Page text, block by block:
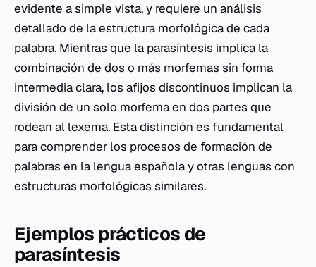
evidente a simple vista, y requiere un análisis
detallado de la estructura morfológica de cada
palabra. Mientras que la parasíntesis implica la
combinación de dos o más morfemas sin forma
intermedia clara, los afijos discontinuos implican la
división de un solo morfema en dos partes que
rodean al lexema. Esta distinción es fundamental
para comprender los procesos de formación de
palabras en la lengua española y otras lenguas con
estructuras morfológicas similares.
Ejemplos prácticos de
parasíntesis